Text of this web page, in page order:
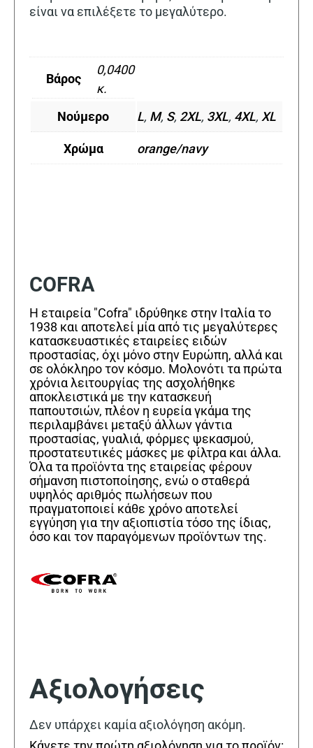
είναι να επιλέξετε το μεγαλύτερο.
Βάρος
0,0400
κ.
Νούμερο
L, M, S, 2XL, 3XL, 4XL, XL
Χρώμα orange/navy
COFRA
Η εταιρεία "Cofra" ιδρύθηκε στην Ιταλία το
1938 και αποτελεί μία από τις μεγαλύτερες
κατασκευαστικές εταιρείες ειδών
προστασίας, όχι μόνο στην Ευρώπη, αλλά και
σε ολόκληρο τον κόσμο. Μολονότι τα πρώτα
χρόνια λειτουργίας της ασχολήθηκε
αποκλειστικά με την κατασκευή
παπουτσιών, πλέον η ευρεία γκάμα της
περιλαμβάνει μεταξύ άλλων γάντια
προστασίας, γυαλιά, φόρμες ψεκασμού,
προστατευτικές μάσκες με φίλτρα και άλλα.
Όλα τα προϊόντα της εταιρείας φέρουν
σήμανση πιστοποίησης, ενώ ο σταθερά
υψηλός αριθμός πωλήσεων που
πραγματοποιεί κάθε χρόνο αποτελεί
εγγύηση για την αξιοπιστία τόσο της ίδιας,
όσο και τον παραγόμενων προϊόντων της.
Αξιολογήσεις
Δεν υπάρχει καμία αξιολόγηση ακόμη.